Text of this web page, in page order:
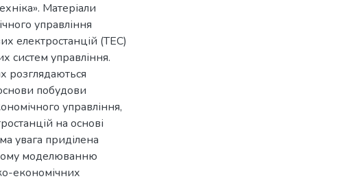
Матеріали
управління
електростанцій (ТЕС)
систем управління.
розглядаються
побудови
управління,
на основі
увага приділена
моделюванню
економічних